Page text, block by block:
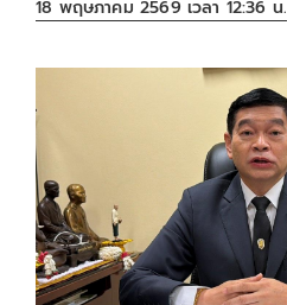
18 พฤษภาคม 2569 เวลา 12:36 น.